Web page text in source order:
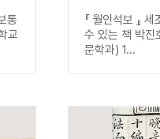
통
교
『 월인석보 』
수 있는 책 박진
문학과) 1...